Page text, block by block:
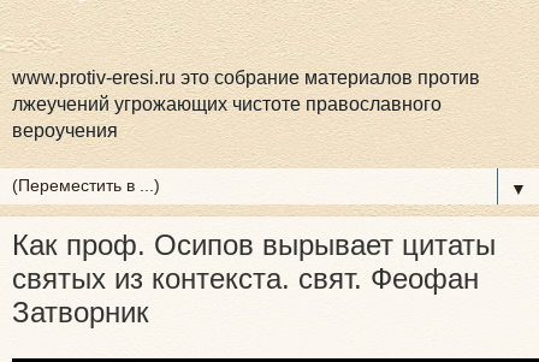
www.protiv-eresi.ru это собрание материалов против
лжеучений угрожающих чистоте православного
вероучения
▼
Как проф. Осипов вырывает цитаты
святых из контекста. свят. Феофан
Затворник